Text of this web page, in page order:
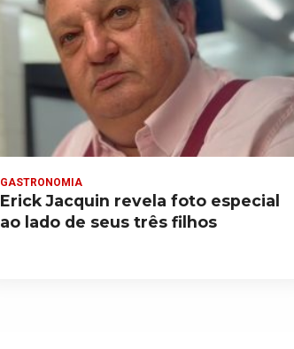
GASTRONOMIA
Erick Jacquin revela foto especial
ao lado de seus três filhos